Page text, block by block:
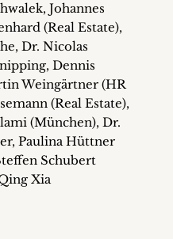
Johannes
(Real Estate),
Dr. Nicolas
Dennis
Weingärtner (HR
(Real Estate),
(München), Dr.
Paulina Hüttner
Schubert
Xia